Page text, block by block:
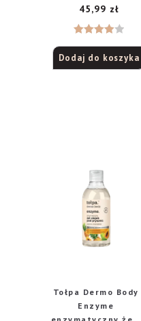
noc, 40 ml
4.00na
45,99 zł
Dodaj do koszyka
Tołpa Dermo Body
Enzyme